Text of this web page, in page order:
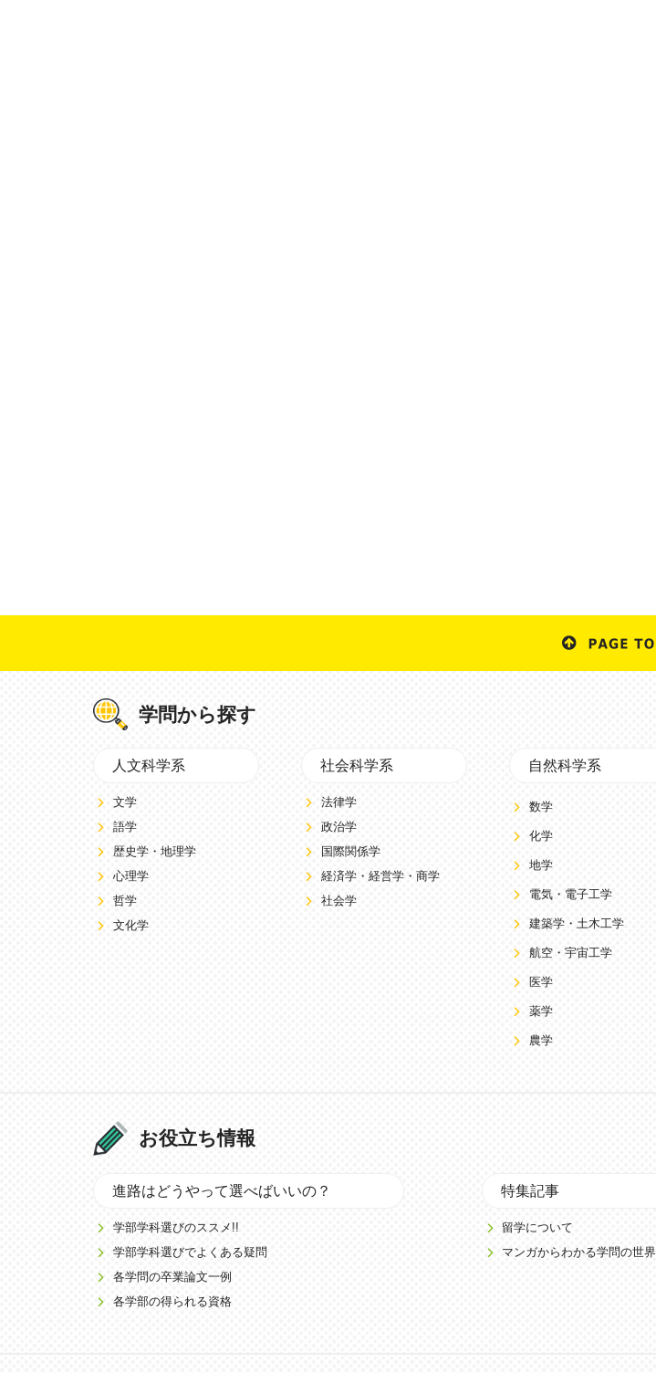
学問から探す
人文科学系
文学
語学
歴史学・地理学
心理学
哲学
文化学
社会科学系
法律学
政治学
国際関係学
経済学・経営学・商学
社会学
自然科学系
数学
化学
地学
電気・電子工学
建築学・土木工学
航空・宇宙工学
医学
薬学
農学
お役立ち情報
進路はどうやって選べばいいの？
学部学科選びのススメ!!
学部学科選びでよくある疑問
各学問の卒業論文一例
各学部の得られる資格
特集記事
留学について
マンガからわかる学問の世界